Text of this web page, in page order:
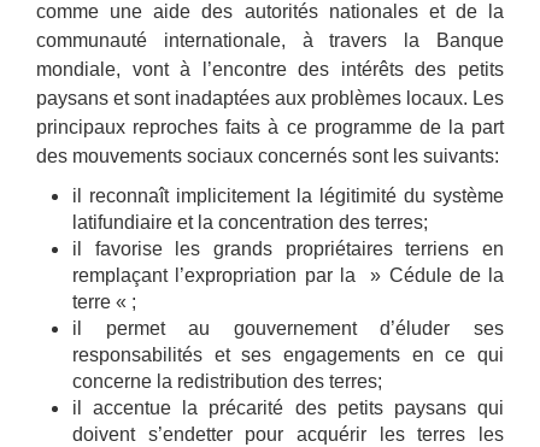
comme une aide des autorités nationales et de la
communauté internationale, à travers la Banque
mondiale, vont à l’encontre des intérêts des petits
paysans et sont inadaptées aux problèmes locaux. Les
principaux reproches faits à ce programme de la part
des mouvements sociaux concernés sont les suivants:
il reconnaît implicitement la légitimité du système
latifundiaire et la concentration des terres;
il favorise les grands propriétaires terriens en
remplaçant l’expropriation par la » Cédule de la
terre « ;
il permet au gouvernement d’éluder ses
responsabilités et ses engagements en ce qui
concerne la redistribution des terres;
il accentue la précarité des petits paysans qui
doivent s’endetter pour acquérir les terres les